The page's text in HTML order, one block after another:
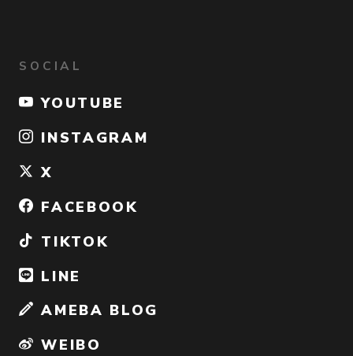
SOCIAL
YOUTUBE
INSTAGRAM
X
FACEBOOK
TIKTOK
LINE
AMEBA BLOG
WEIBO